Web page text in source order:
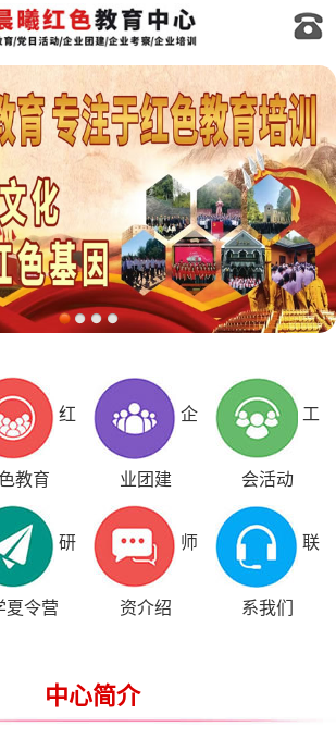
红
教育
企
业团建
工
会活动
研
夏令营
师
资介绍
联
系我们
中心简介